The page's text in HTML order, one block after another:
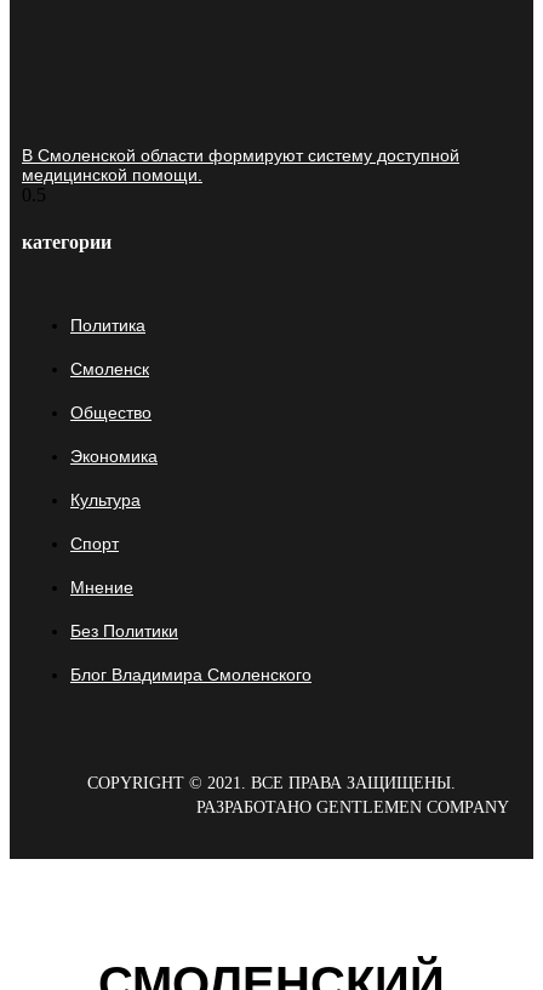
В Смоленской области формируют систему доступной
медицинской помощи.
категории
Политика
Смоленск
Общество
Экономика
Культура
Спорт
Мнение
Без Политики
Блог Владимира Смоленского
COPYRIGHT © 2021. ВСЕ ПРАВА ЗАЩИЩЕНЫ.
РАЗРАБОТАНО GENTLEMEN COMPANY